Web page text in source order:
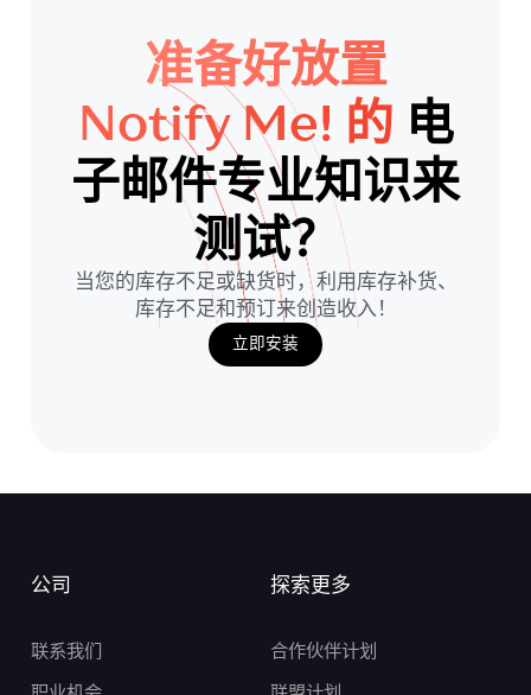
准备好放置
Notify Me! 的 电
子邮件专业知识来
测试？
当您的库存不足或缺货时，利用库存补货、
库存不足和预订来创造收入！
立即安装
公司
联系我们
探索更多
合作伙伴计划